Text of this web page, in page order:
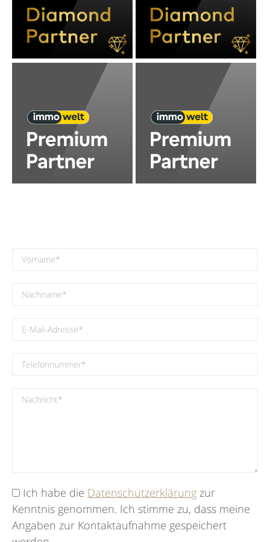
Bitte lasse dieses Feld leer.
Ich habe die Datenschutzerklärung zur
Kenntnis genommen. Ich stimme zu, dass meine
Angaben zur Kontaktaufnahme gespeichert